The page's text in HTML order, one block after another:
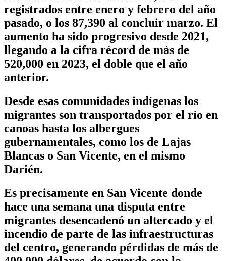
registrados entre enero y febrero del año
pasado, o los 87,390 al concluir marzo. El
aumento ha sido progresivo desde 2021,
llegando a la cifra récord de más de
520,000 en 2023, el doble que el año
anterior.
Desde esas comunidades indígenas los
migrantes son transportados por el río en
canoas hasta los albergues
gubernamentales, como los de Lajas
Blancas o San Vicente, en el mismo
Darién.
Es precisamente en San Vicente donde
hace una semana una disputa entre
migrantes desencadenó un altercado y el
incendio de parte de las infraestructuras
del centro, generando pérdidas de más de